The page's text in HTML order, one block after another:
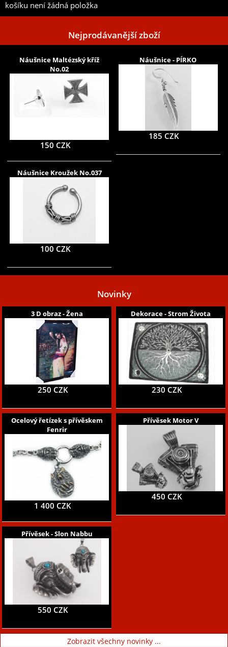
košíku není žádná položka
Nejprodávanější zboží
Náušnice Maltézský kříž
No.02
150 CZK
Náušnice - PÍRKO
185 CZK
Náušnice Kroužek No.037
100 CZK
Novinky
3 D obraz - Žena
250 CZK
Dekorace - Strom Života
230 CZK
Ocelový řetízek s přívěskem
Fenrir
1 400 CZK
Přívěsek Motor V
450 CZK
Přívěsek - Slon Nabbu
550 CZK
Zobrazit všechny novinky ...